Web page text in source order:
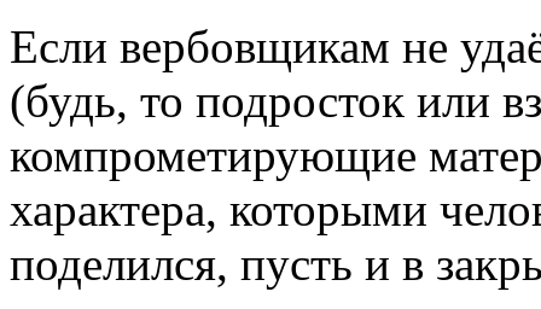
Если вербовщикам не
(будь, то подросток или
компрометирующие
характера, которыми
поделился, пусть и в